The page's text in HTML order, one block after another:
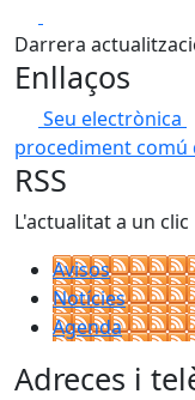
Darrera
Enllaços
Seu electrònica
procediment comú
RSS
L'actualitat a un clic
Avisos
Notícies
Agenda
Adreces i